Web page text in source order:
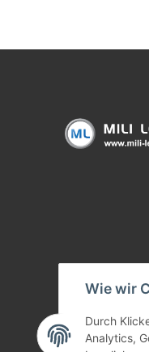
Wie wir
Durch
Analytics,